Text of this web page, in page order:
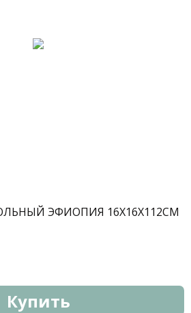
ЭФИОПИЯ 16Х16Х112СМ
Купить